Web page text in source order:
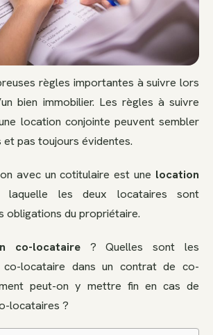
règles importantes à suivre lors
bien immobilier. Les règles à suivre
location conjointe peuvent sembler
et pas toujours évidentes.
avec un cotitulaire est une location
laquelle les deux locataires sont
obligations du propriétaire.
co-locataire? Quelles sont les
co-locataire dans un contrat de co-
peut-on y mettre fin en cas de
locataires ?